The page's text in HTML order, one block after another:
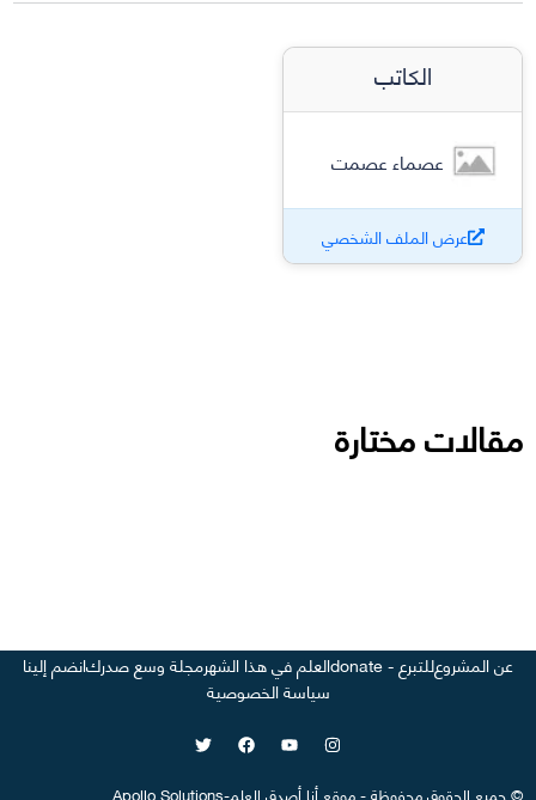
الكاتب
عصماء عصمت
عرض الملف الشخصي
مقالات مختارة
عن المشروعللتبرع - donate العلم في هذا الشهرمجلة وسع صدركانضم إلينا
سياسة الخصوصية
©جميع الحقوق محفوظة-موقع أنا أصدق العلم-
Apollo Solutions